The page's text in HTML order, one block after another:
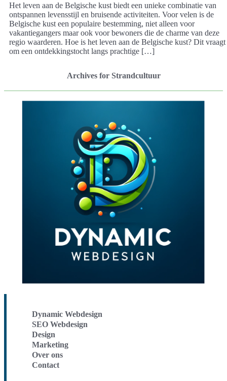
Het leven aan de Belgische kust biedt een unieke combinatie van
ontspannen levensstijl en bruisende activiteiten. Voor velen is de
Belgische kust een populaire bestemming, niet alleen voor
vakantiegangers maar ook voor bewoners die de charme van deze
regio waarderen. Hoe is het leven aan de Belgische kust? Dit vraagt
om een ontdekkingstocht langs prachtige […]
Archives for Strandcultuur
Dynamic Webdesign
SEO Webdesign
Design
Marketing
Over ons
Contact